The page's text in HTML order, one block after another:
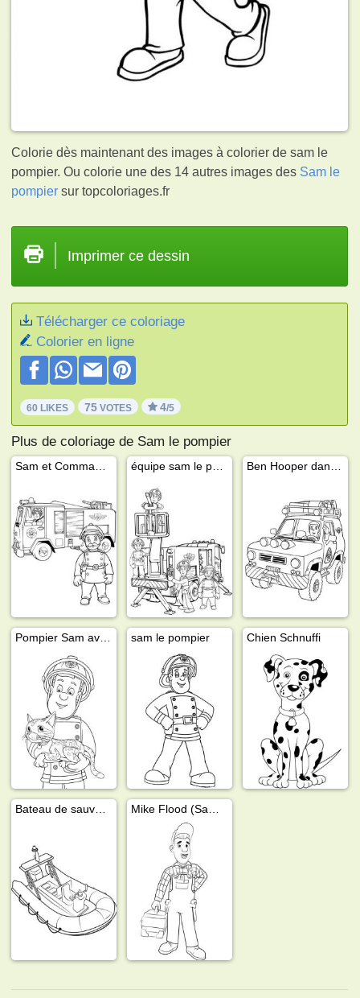
Colorie dès maintenant des images à colorier de sam le
pompier. Ou colorie une des 14 autres images des Sam le
pompier sur topcoloriages.fr
Imprimer ce dessin
Télécharger ce coloriage
Colorier en ligne
60 LIKES 75 VOTES 4/5
Plus de coloriage de Sam le pompier
sam le pompier Chien Schnuffi